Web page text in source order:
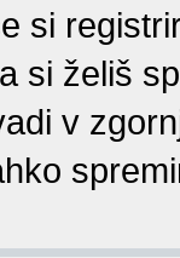
si
si želiš
v